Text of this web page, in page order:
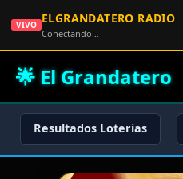
🌟 El Grandatero
Resultados Loterias
VIVO ELGRANDATERO RADIO
Conectando…